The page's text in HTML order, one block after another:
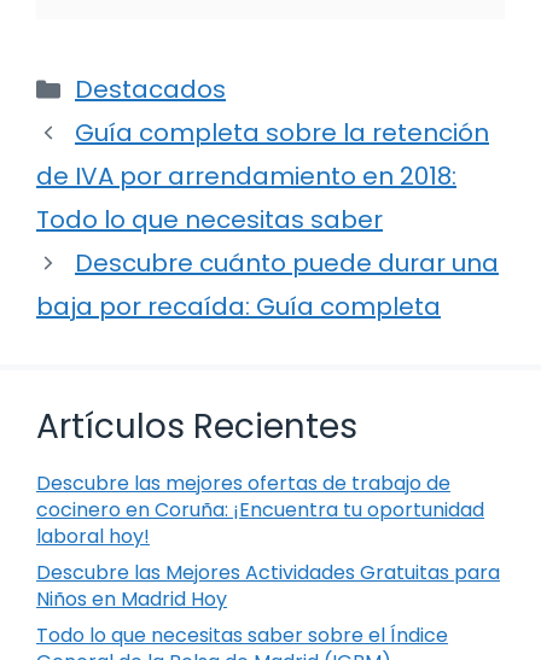
Categorías
Destacados
Guía completa sobre la retención
de IVA por arrendamiento en 2018:
Todo lo que necesitas saber
Descubre cuánto puede durar una
baja por recaída: Guía completa
Artículos Recientes
Descubre las mejores ofertas de trabajo de
cocinero en Coruña: ¡Encuentra tu oportunidad
laboral hoy!
Descubre las Mejores Actividades Gratuitas para
Niños en Madrid Hoy
Todo lo que necesitas saber sobre el Índice